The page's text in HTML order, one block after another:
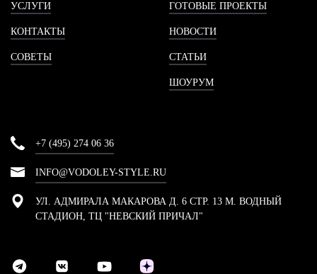
УСЛУГИ
КОНТАКТЫ
СОВЕТЫ
ГОТОВЫЕ ПРОЕКТЫ
НОВОСТИ
СТАТЬИ
ШОУРУМ
+7 (495) 274 06 36
INFO@VODOLEY-STYLE.RU
УЛ. АДМИРАЛА МАКАРОВА Д. 6 СТР. 13 М. ВОДНЫЙ
СТАДИОН, ТЦ "НЕВСКИЙ ПРИЧАЛ"